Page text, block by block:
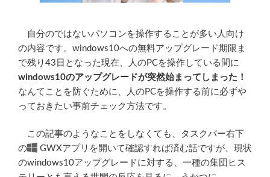
自分のではないパソコンを操作することが多い人向け
の内容です。windows10への無料アップグレード期限ま
で残り43日となった現在、人のPCを操作している間に
windows10のアップグレードが突然始まってしまった！
なんてことを防ぐために、人のPCを操作する前に必ずや
っておきたい事前チェック方法です。
この記事のようなことをしなくても、タスクバー右下
の
GWXアプリを開いて確認すれば済む話ですが、現状
のwindows10アップグレードに対する、一種の集団ヒス